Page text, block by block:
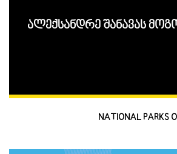
ალექსანდრე შანავას
NATIONAL PARKS